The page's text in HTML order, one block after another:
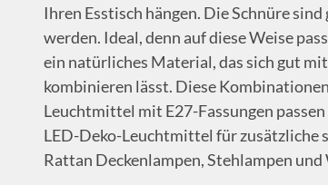
Ihren Esstisch hängen. Die Schnüre
werden. Ideal, denn auf diese Weise
ein natürliches Material, das sich gut
kombinieren lässt. Diese
Leuchtmittel mit E27-Fassungen
LED-Deko-Leuchtmittel für zusätzliche
Rattan Deckenlampen, Stehlampen